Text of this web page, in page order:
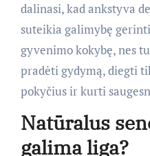
dalinasi, kad ankstyva
suteikia galimybę
gyvenimo kokybę, nes
pradėti gydymą, diegti
pokyčius ir kurti
Natūralus
galima liga?